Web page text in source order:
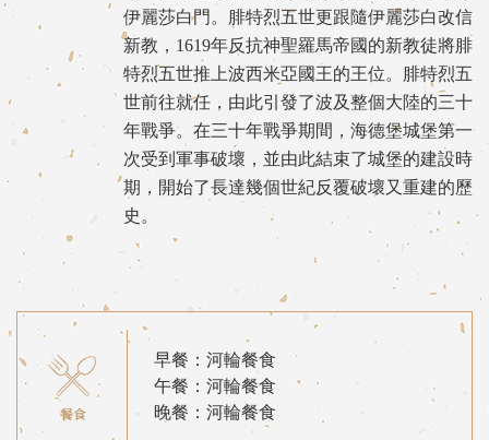
伊麗莎白門。腓特烈五世更跟隨伊麗莎白改信
新教，1619年反抗神聖羅馬帝國的新教徒將腓
特烈五世推上波西米亞國王的王位。腓特烈五
世前往就任，由此引發了波及整個大陸的三十
年戰爭。在三十年戰爭期間，海德堡城堡第一
次受到軍事破壞，並由此結束了城堡的建設時
期，開始了長達幾個世紀反覆破壞又重建的歷
史。
早餐：河輪餐食
午餐：河輪餐食
晚餐：河輪餐食